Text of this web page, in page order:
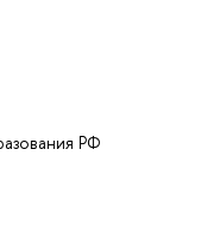
РФ